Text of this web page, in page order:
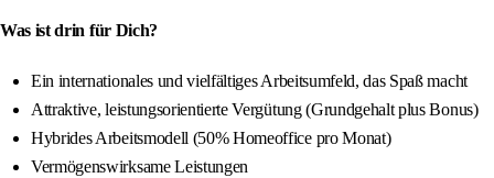
Was ist drin für Dich?
Ein internationales und vielfältiges Arbeitsumfeld, das Spaß macht
Attraktive, leistungsorientierte Vergütung (Grundgehalt plus Bonus)
Hybrides Arbeitsmodell (50% Homeoffice pro Monat)
Vermögenswirksame Leistungen